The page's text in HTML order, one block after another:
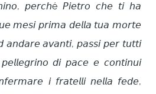
𝘱𝘦𝘳𝘤𝘩é 𝘗𝘪𝘦𝘵𝘳𝘰 𝘤𝘩𝘦 𝘵𝘪 𝘩𝘢
𝘮𝘦𝘴𝘪 𝘱𝘳𝘪𝘮𝘢 𝘥𝘦𝘭𝘭𝘢 𝘵𝘶𝘢 𝘮𝘰𝘳𝘵𝘦
𝘢𝘯𝘥𝘢𝘳𝘦 𝘢𝘷𝘢𝘯𝘵𝘪, 𝘱𝘢𝘴𝘴𝘪 𝘱𝘦𝘳 𝘵𝘶𝘵𝘵𝘪
𝘥𝘪 𝘱𝘢𝘤𝘦 𝘦 𝘤𝘰𝘯𝘵𝘪𝘯𝘶𝘪
𝘪 𝘧𝘳𝘢𝘵𝘦𝘭𝘭𝘪 𝘯𝘦𝘭𝘭𝘢 𝘧𝘦𝘥𝘦,